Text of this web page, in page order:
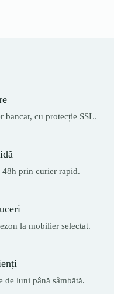
bancar, cu protecție SSL.
prin curier rapid.
la mobilier selectat.
de luni până sâmbătă.